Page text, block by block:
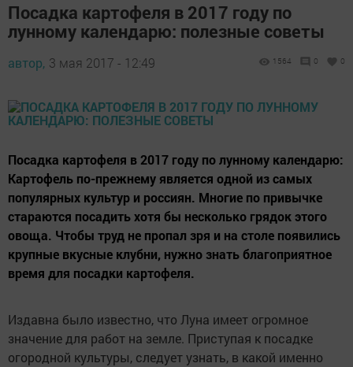
Посадка картофеля в 2017 году по
лунному календарю: полезные советы
автор, 3 мая 2017 - 12:49 1564 0 0
Посадка картофеля в 2017 году по лунному календарю:
Картофель по-прежнему является одной из самых
популярных культур и россиян. Многие по привычке
стараются посадить хотя бы несколько грядок этого
овоща. Чтобы труд не пропал зря и на столе появились
крупные вкусные клубни, нужно знать благоприятное
время для посадки картофеля.
Издавна было известно, что Луна имеет огромное
значение для работ на земле. Приступая к посадке
огородной культуры, следует узнать, в какой именно